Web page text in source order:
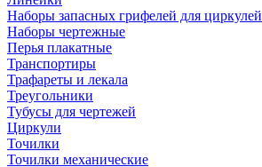
Наборы запасных грифелей для циркулей
Наборы чертежные
Перья плакатные
Транспортиры
Трафареты и лекала
Треугольники
Тубусы для чертежей
Циркули
Точилки
Точилки механические